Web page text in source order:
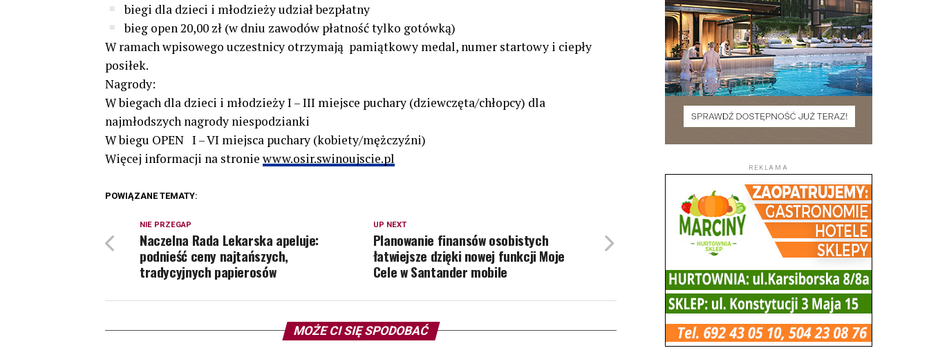
biegi dla dzieci i młodzieży udział bezpłatny
bieg open 20,00 zł (w dniu zawodów płatność tylko gotówką)
W ramach wpisowego uczestnicy otrzymają pamiątkowy medal, numer startowy i ciepły
posiłek.
Nagrody:
W biegach dla dzieci i młodzieży I – III miejsce puchary (dziewczęta/chłopcy) dla
najmłodszych nagrody niespodzianki
W biegu OPEN I – VI miejsca puchary (kobiety/mężczyźni)
Więcej informacji na stronie www.osir.swinoujscie.pl
POWIĄZANE TEMATY:
UP NEXT
Planowanie finansów osobistych
łatwiejsze dzięki nowej funkcji Moje
Cele w Santander mobile
NIE PRZEGAP
Naczelna Rada Lekarska apeluje:
podnieść ceny najtańszych,
tradycyjnych papierosów
MOŻE CI SIĘ SPODOBAĆ
REKLAMA